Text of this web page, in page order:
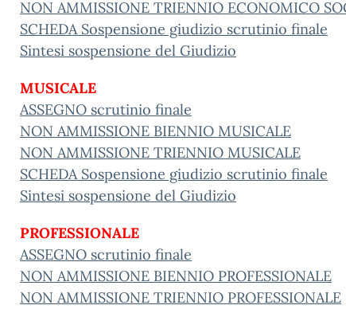
NON AMMISSIONE TRIENNIO ECONOMICO
SCHEDA Sospensione giudizio scrutinio finale
Sintesi sospensione del Giudizio
MUSICALE
ASSEGNO scrutinio finale
NON AMMISSIONE BIENNIO MUSICALE
NON AMMISSIONE TRIENNIO MUSICALE
SCHEDA Sospensione giudizio scrutinio finale
Sintesi sospensione del Giudizio
PROFESSIONALE
ASSEGNO scrutinio finale
NON AMMISSIONE BIENNIO PROFESSIONALE
NON AMMISSIONE TRIENNIO PROFESSIONALE